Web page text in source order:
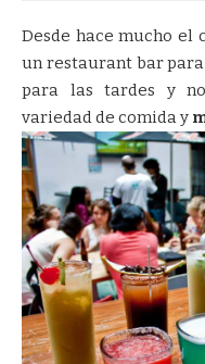
Desde hace mucho el
un restaurant bar para
para las tardes y
variedad de comida y